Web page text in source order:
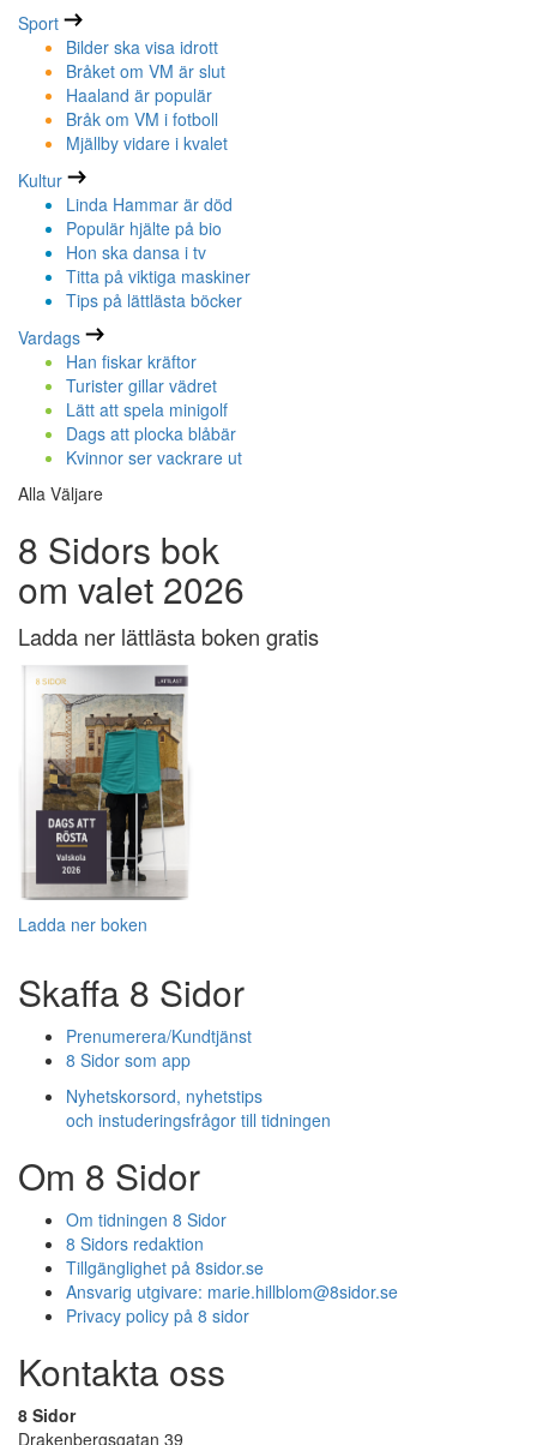
Sport
Bilder ska visa idrott
Bråket om VM är slut
Haaland är populär
Bråk om VM i fotboll
Mjällby vidare i kvalet
Kultur
Linda Hammar är död
Populär hjälte på bio
Hon ska dansa i tv
Titta på viktiga maskiner
Tips på lättlästa böcker
Vardags
Han fiskar kräftor
Turister gillar vädret
Lätt att spela minigolf
Dags att plocka blåbär
Kvinnor ser vackrare ut
Alla Väljare
8 Sidors bok
om valet 2026
Ladda ner lättlästa boken gratis
Ladda ner boken
Skaffa 8 Sidor
Prenumerera/Kundtjänst
8 Sidor som app
Nyhetskorsord, nyhetstips
och instuderingsfrågor till tidningen
Om 8 Sidor
Om tidningen 8 Sidor
8 Sidors redaktion
Tillgänglighet på 8sidor.se
Ansvarig utgivare: marie.hillblom@8sidor.se
Privacy policy på 8 sidor
Kontakta oss
8 Sidor
Drakenbergsgatan 39